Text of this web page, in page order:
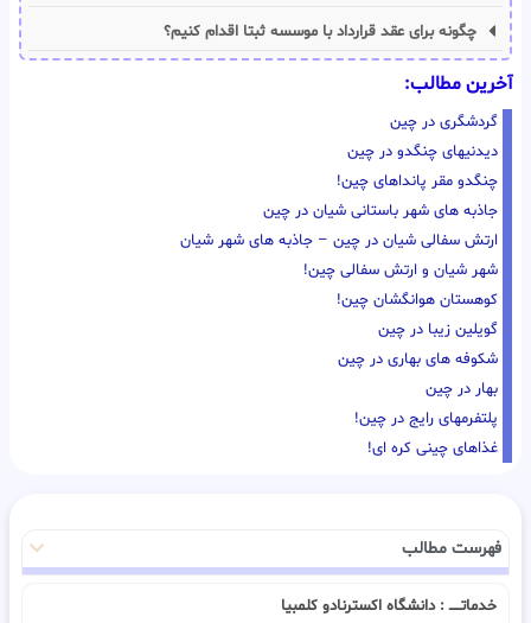
چگونه برای عقد قرارداد با موسسه ثبتا اقدام کنیم؟
آخرین مطالب:
گردشگری در چین
دیدنیهای چنگدو در چین
چنگدو مقر پانداهای چین!
جاذبه های شهر باستانی شیان در چین
ارتش سفالی شیان در چین – جاذبه های شهر شیان
شهر شیان و ارتش سفالی چین!
کوهستان هوانگشان چین!
گویلین زیبا در چین
شکوفه های بهاری در چین
بهار در چین
پلتفرمهای رایج در چین!
غذاهای چینی کره ای!
فهرست مطالب
خدماتـــــ : دانشگاه اکسترنادو کلمبیا